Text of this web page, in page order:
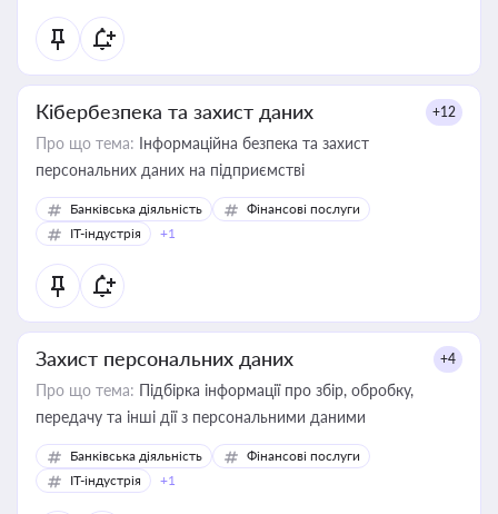
Кібербезпека та захист даних +12
Про що тема: Інформаційна безпека та захист
персональних даних на підприємстві
Банківська діяльність
Фінансові послуги
IT-індустрія
+1
Захист персональних даних +4
Про що тема: Підбірка інформації про збір, обробку,
передачу та інші дії з персональними даними
Банківська діяльність
Фінансові послуги
IT-індустрія
+1